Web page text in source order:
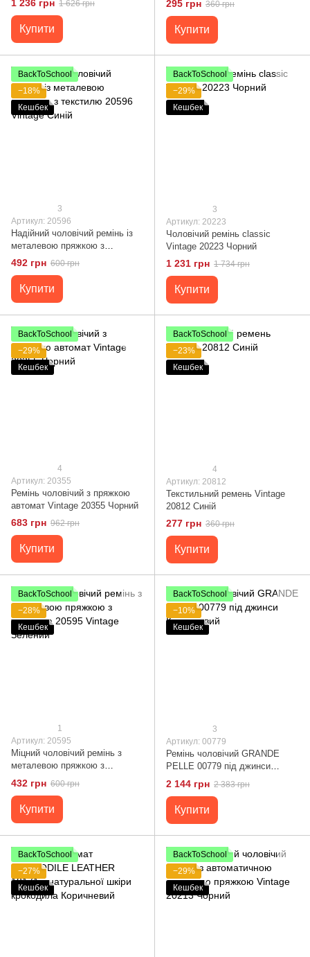
1 236 грн 1 626 грн
Купити
295 грн 360 грн
Купити
BackToSchool
−18%
Кешбек
3
Артикул: 20596
Надійний чоловічий ремінь із
металевою пряжкою з
текстилю 20596 Vintage Синій
492 грн 600 грн
Купити
BackToSchool
−29%
Кешбек
3
Артикул: 20223
Чоловічий ремінь classic
Vintage 20223 Чорний
1 231 грн 1 734 грн
Купити
BackToSchool
−29%
Кешбек
4
Артикул: 20355
Ремінь чоловічий з пряжкою
автомат Vintage 20355 Чорний
683 грн 962 грн
Купити
BackToSchool
−23%
Кешбек
4
Артикул: 20812
Текстильний ремень Vintage
20812 Синій
277 грн 360 грн
Купити
BackToSchool
−28%
Кешбек
1
Артикул: 20595
Міцний чоловічий ремінь з
металевою пряжкою з
текстилю 20595 Vintage
Зелений
432 грн 600 грн
Купити
BackToSchool
−10%
Кешбек
3
Артикул: 00779
Ремінь чоловічий GRANDE
PELLE 00779 під джинси
Коричневий
2 144 грн 2 383 грн
Купити
BackToSchool
−27%
Кешбек
BackToSchool
−29%
Кешбек